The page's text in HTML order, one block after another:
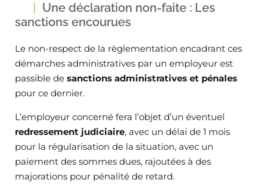
Une déclaration non-faite : Les
sanctions encourues
Le non-respect de la règlementation encadrant ces
démarches administratives par un employeur est
passible de sanctions administratives et pénales
pour ce dernier.
L’employeur concerné fera l’objet d’un éventuel
redressement judiciaire, avec un délai de 1 mois
pour la régularisation de la situation, avec un
paiement des sommes dues, rajoutées à des
majorations pour pénalité de retard.